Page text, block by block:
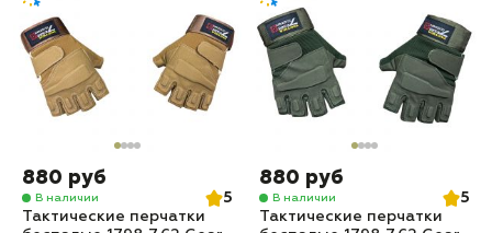
880 руб
В наличии
5
Тактические перчатки
880 руб
В наличии
5
Тактические перчатки